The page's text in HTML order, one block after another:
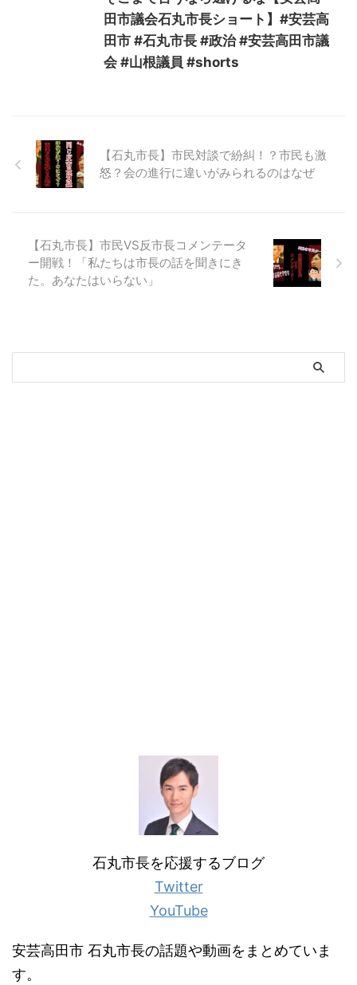
田市議会石丸市長ショート】#安芸高
田市 #石丸市長 #政治 #安芸高田市議
会 #山根議員 #shorts
【石丸市長】市民対談で紛糾！？市民も激
怒？会の進行に違いがみられるのはなぜ
【石丸市長】市民VS反市長コメンテータ
ー開戦！「私たちは市長の話を聞きにき
た。あなたはいらない」
石丸市長を応援するブログ
Twitter
YouTube
安芸高田市 石丸市長の話題や動画をまとめていま
す。